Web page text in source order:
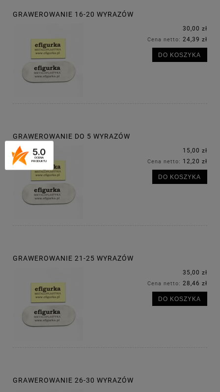
GRAWEROWANIE 16-20 WYRAZÓW
30,00 zł
Cena netto: 24,39 zł
DO KOSZYKA
GRAWEROWANIE DO 5 WYRAZÓW
15,00 zł
Cena netto: 12,20 zł
DO KOSZYKA
GRAWEROWANIE 21-25 WYRAZÓW
35,00 zł
Cena netto: 28,46 zł
DO KOSZYKA
GRAWEROWANIE 26-30 WYRAZÓW
5.0
OCENA
PRODUKTU